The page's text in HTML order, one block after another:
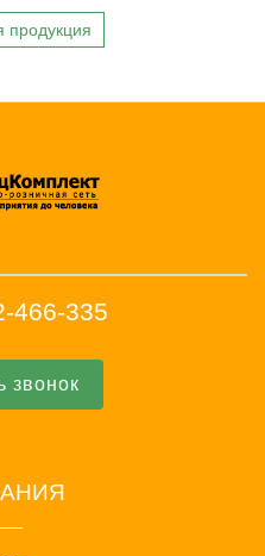
продукция
466-335
звонок